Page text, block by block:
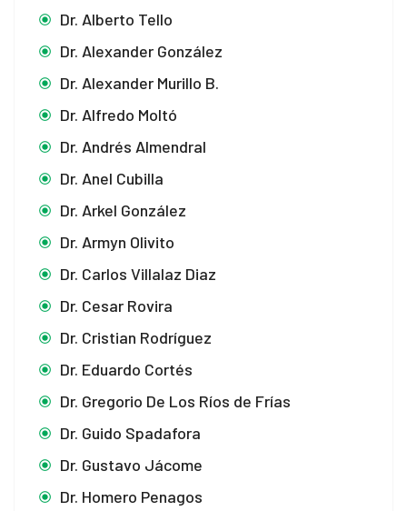
Dr. Alberto Tello
Dr. Alexander González
Dr. Alexander Murillo B.
Dr. Alfredo Moltó
Dr. Andrés Almendral
Dr. Anel Cubilla
Dr. Arkel González
Dr. Armyn Olivito
Dr. Carlos Villalaz Diaz
Dr. Cesar Rovira
Dr. Cristian Rodríguez
Dr. Eduardo Cortés
Dr. Gregorio De Los Ríos de Frías
Dr. Guido Spadafora
Dr. Gustavo Jácome
Dr. Homero Penagos